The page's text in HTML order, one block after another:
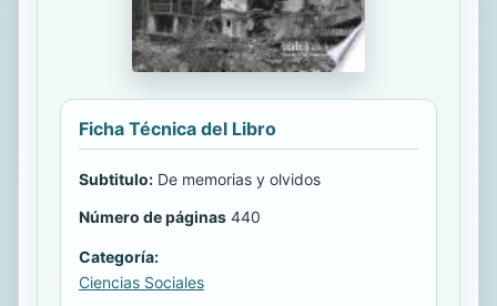
Ficha Técnica del Libro
Subtitulo: De memorias y olvidos
Número de páginas 440
Categoría:
Ciencias Sociales